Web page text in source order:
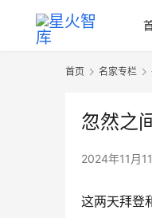
首页 名家专栏
忽然之
2024年11月
这两天拜登